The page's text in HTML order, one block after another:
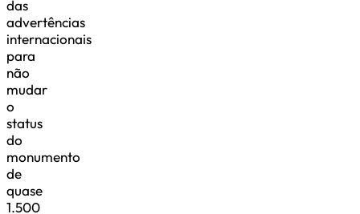
das
advertências
internacionais
para
não
mudar
o
status
do
monumento
de
quase
1.500